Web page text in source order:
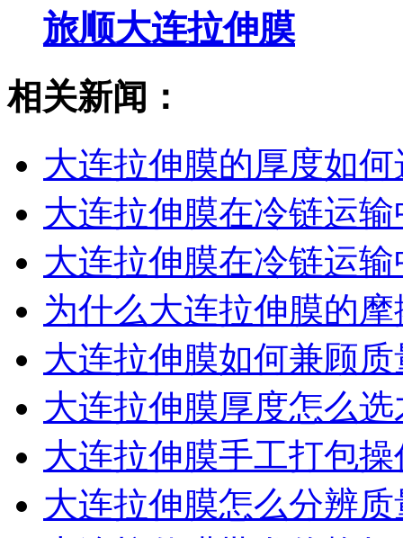
旅顺大连拉伸膜
相关新闻：
大连拉伸膜的厚度如
大连拉伸膜在冷链运
大连拉伸膜在冷链运
为什么大连拉伸膜的
大连拉伸膜如何兼顾
大连拉伸膜厚度怎么
大连拉伸膜手工打包
大连拉伸膜怎么分辨